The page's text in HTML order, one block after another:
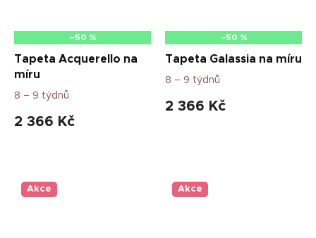
–50 %
Tapeta Acquerello na
míru
8 – 9 týdnů
2 366 Kč
–50 %
Tapeta Galassia na míru
8 – 9 týdnů
2 366 Kč
Akce Akce